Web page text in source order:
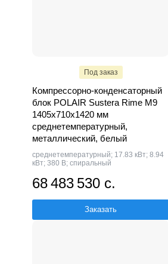
Под заказ
Компрессорно-конденсаторный
блок POLAIR Sustera Rime M9
1405x710x1420 мм
среднетемпературный,
металлический, белый
среднетемпературный; 17.83 кВт; 8.94
кВт; 380 В; спиральный
68 483 530 с.
Заказать